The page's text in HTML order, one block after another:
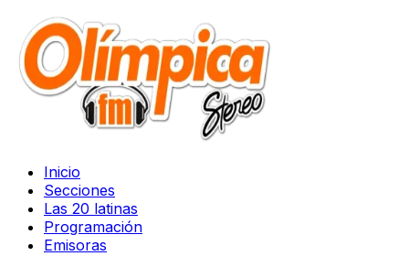
Inicio
Secciones
Las 20 latinas
Programación
Emisoras